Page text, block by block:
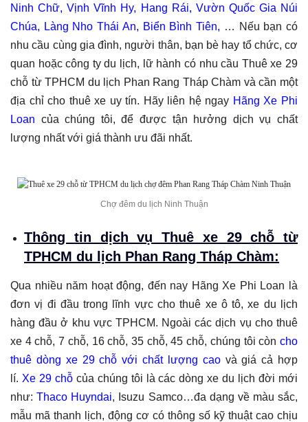
Ninh Chữ, Vịnh Vĩnh Hy, Hang Rái, Vườn Quốc Gia Núi
Chúa, Làng Nho Thái An, Biển Bình Tiên, … Nếu bạn có
nhu cầu cùng gia đình, người thân, bạn bè hay tổ chức, cơ
quan hoặc công ty du lịch, lữ hành có nhu cầu Thuê xe 29
chỗ từ TPHCM du lịch Phan Rang Tháp Chàm và cần một
địa chỉ cho thuê xe uy tín. Hãy liên hệ ngay Hãng Xe Phi
Loan của chúng tôi, để được tận hưởng dịch vụ chất
lượng nhất với giá thành ưu đãi nhất.
Chợ đêm du lịch Ninh Thuận
Thông tin dịch vụ Thuê xe 29 chỗ từ
TPHCM du lịch Phan Rang Tháp Chàm:
Qua nhiều năm hoạt động, đến nay Hãng Xe Phi Loan là
đơn vị đi đầu trong lĩnh vực cho thuê xe ô tô, xe du lịch
hàng đầu ở khu vực TPHCM. Ngoài các dịch vụ cho thuê
xe 4 chỗ, 7 chỗ, 16 chỗ, 35 chỗ, 45 chỗ, chúng tôi còn cho
thuê dòng xe 29 chỗ với chất lượng caovà giá cả hợp
lí. Xe 29 chỗcủa chúng tôi là các dòng xe du lịch đời mới
như:Thaco Huyndai, Isuzu Samco…đa dạng về màu sắc,
mẫu mã thanh lịch, động cơ có thông số kỹ thuật cao chịu